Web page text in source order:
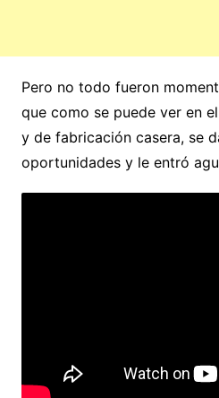
Pero no todo fueron
que como se puede ver en
y de fabricación casera, se
oportunidades y le entró